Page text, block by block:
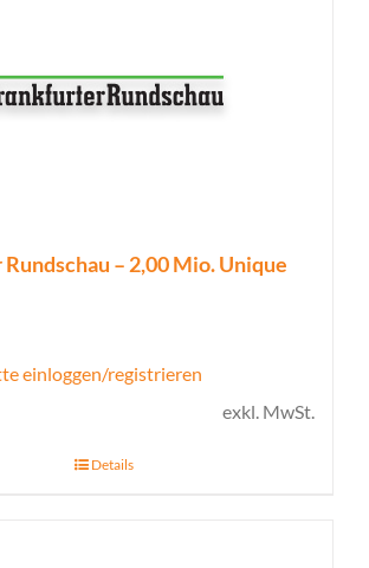
– 2,00 Mio. Unique
einloggen/registrieren
exkl. MwSt.
Details